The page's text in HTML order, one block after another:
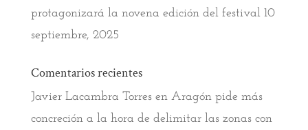
protagonizará la novena edición del festival 10
septiembre, 2025
Comentarios recientes
Javier Lacambra Torresen Aragón pide más
concreción a la hora de delimitar las zonas con